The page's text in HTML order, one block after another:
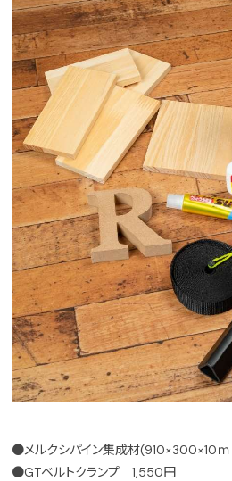
●メルクシパイン集成材
●GTベルトクランプ 1,550円